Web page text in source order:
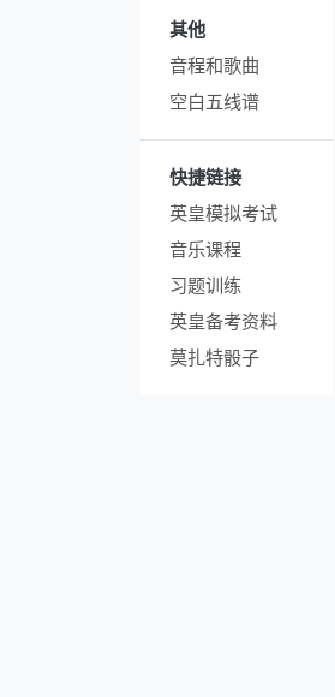
其他
音程和歌曲
空白五线谱
快捷链接
英皇模拟考试
音乐课程
习题训练
英皇备考资料
莫扎特骰子